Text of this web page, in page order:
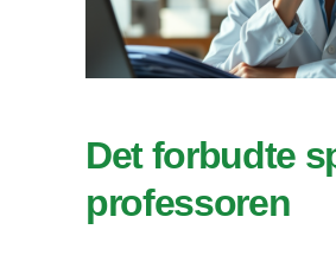
Det forbudte
professoren